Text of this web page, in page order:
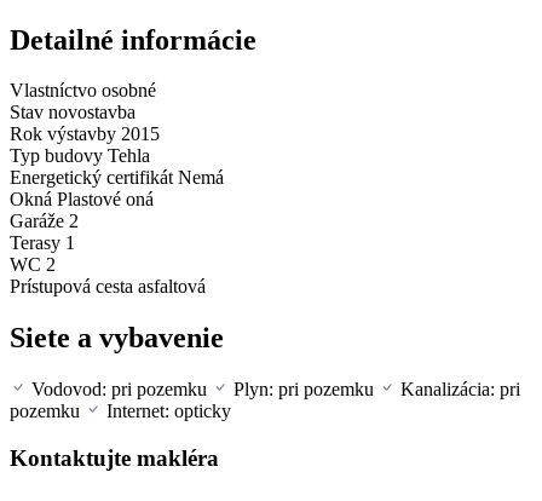
Detailné informácie
Vlastníctvo osobné
Stav novostavba
Rok výstavby 2015
Typ budovy Tehla
Energetický certifikát Nemá
Okná Plastové oná
Garáže 2
Terasy 1
WC 2
Prístupová cesta asfaltová
Siete a vybavenie
Vodovod: pri pozemku Plyn: pri pozemku
Kanalizácia: pri
pozemku
Internet: opticky
Kontaktujte makléra